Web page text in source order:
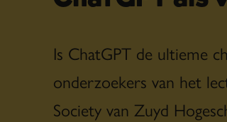
Is ChatGPT de ultieme
onderzoekers van het
Society van Zuyd